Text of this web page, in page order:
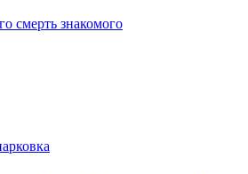
смерть знакомого